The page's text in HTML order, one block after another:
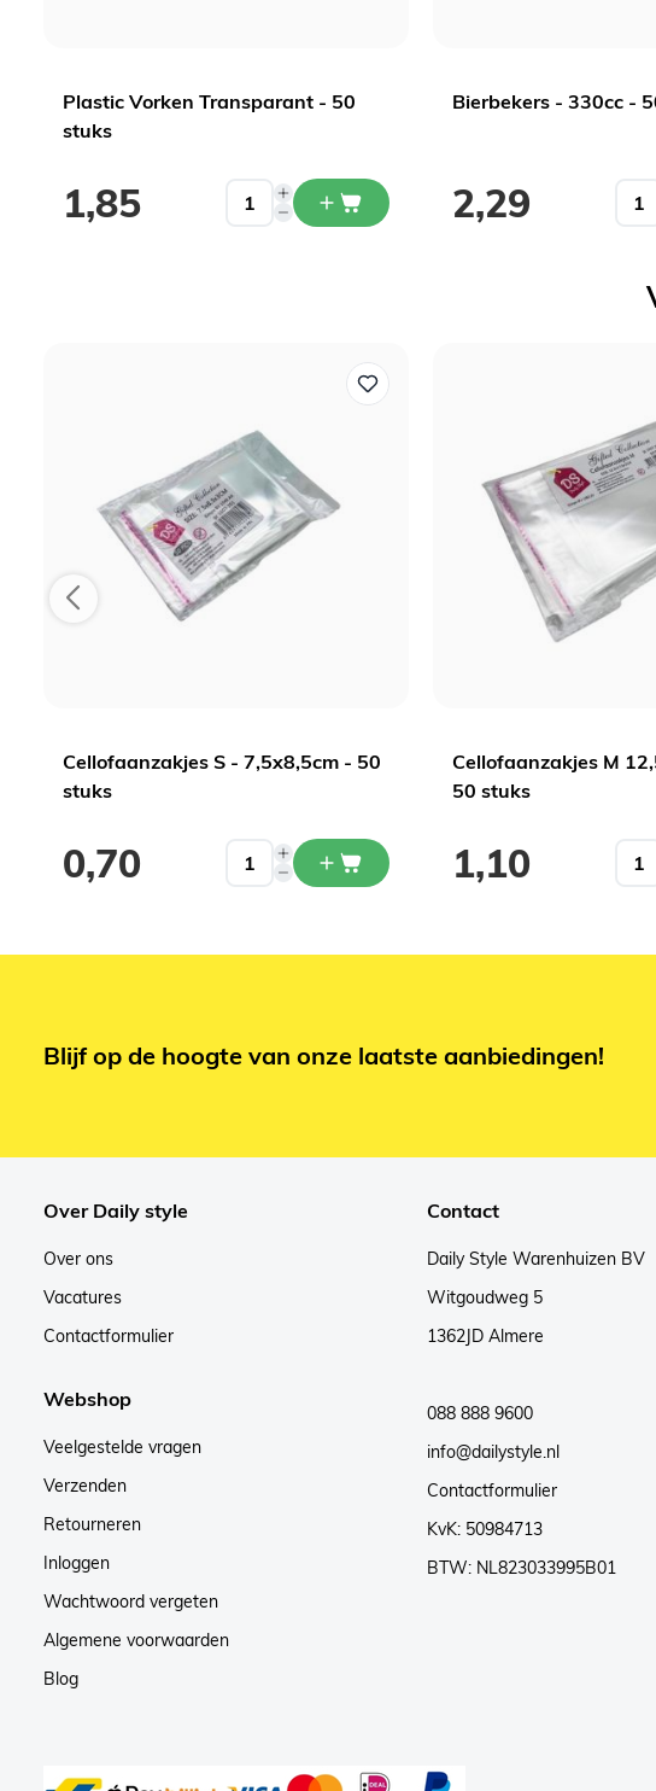
Plastic Vorken Transparant - 50
stuks
1,85
Bierbekers - 330cc -
2,29
Cellofaanzakjes S - 7,5x8,5cm - 50
stuks
0,70
Cellofaanzakjes M
50 stuks
1,10
Blijf op de hoogte van onze laatste aanbiedingen!
Over Daily style
Over ons
Vacatures
Contactformulier
Webshop
Veelgestelde vragen
Verzenden
Retourneren
Inloggen
Wachtwoord vergeten
Algemene voorwaarden
Blog
Contact
Daily Style Warenhuizen BV
Witgoudweg 5
1362JD Almere
088 888 9600
info@dailystyle.nl
Contactformulier
KvK: 50984713
BTW: NL823033995B01